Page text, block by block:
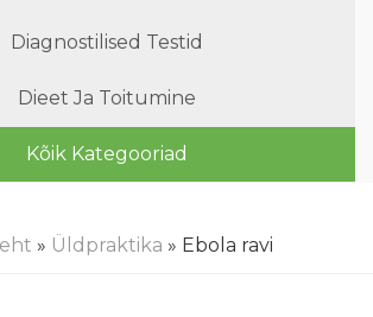
Diagnostilised Testid
Dieet Ja Toitumine
Kõik Kategooriad
» Üldpraktika » Ebola ravi